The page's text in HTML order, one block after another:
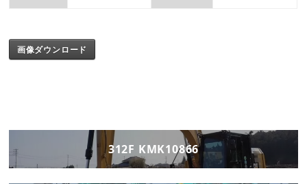
画像ダウンロード
312F KMK10866